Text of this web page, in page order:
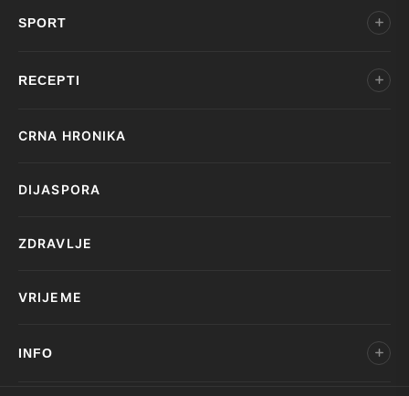
SPORT
RECEPTI
CRNA HRONIKA
DIJASPORA
ZDRAVLJE
VRIJEME
INFO